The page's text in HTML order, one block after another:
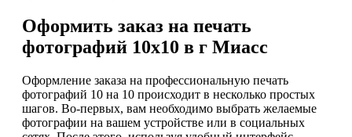
Оформить заказ на печать
фотографий 10х10 в г Миасс
Оформление заказа на профессиональную печать
фотографий 10 на 10 происходит в несколько простых
шагов. Во-первых, вам необходимо выбрать желаемые
фотографии на вашем устройстве или в социальных